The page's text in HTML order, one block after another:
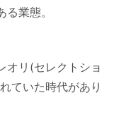
業態。
オリ(セレクトショ
ていた時代があり